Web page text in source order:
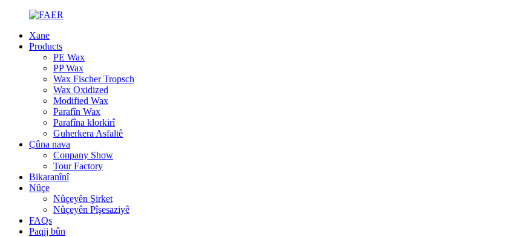
Xane
Products
PE Wax
PP Wax
Wax Fischer Tropsch
Wax Oxidized
Modified Wax
Parafîn Wax
Parafîna klorkirî
Guherkera Asfaltê
Çûna nava
Conpany Show
Tour Factory
Bikaranînî
Nûçe
Nûçeyên Şirket
Nûçeyên Pîşesaziyê
FAQs
Paqij bûn